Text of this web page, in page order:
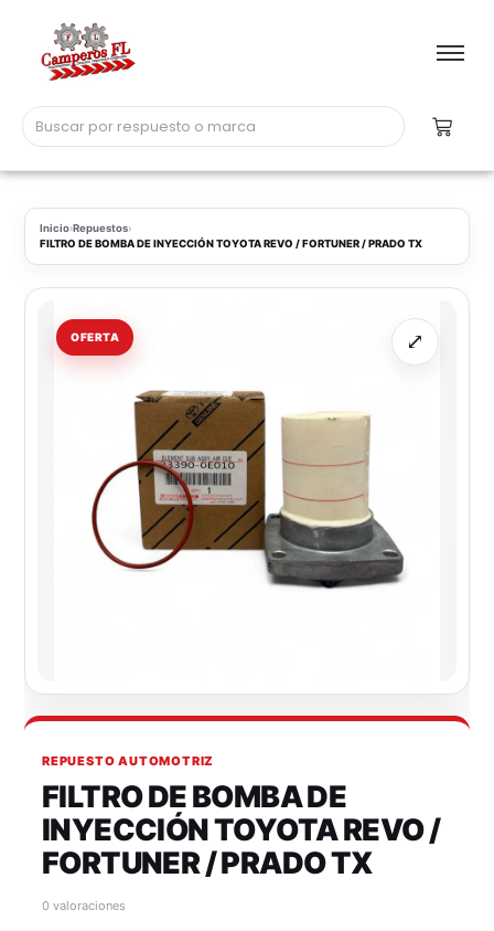
Inicio›Repuestos›
FILTRO DE BOMBA DE INYECCIÓN TOYOTA REVO / FORTUNER / PRADO TX
OFERTA ⤢
REPUESTO AUTOMOTRIZ
FILTRO DE BOMBA DE
INYECCIÓN TOYOTA REVO /
FORTUNER / PRADO TX
0 valoraciones